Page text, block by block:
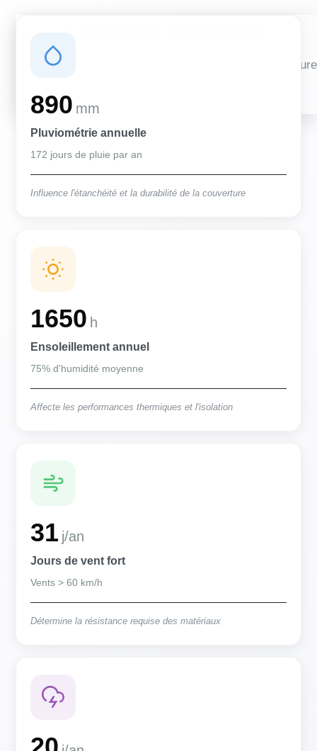
Des conditions qui influencent vos travaux de couverture
890 mm
Pluviométrie annuelle
172 jours de pluie par an
Influence l'étanchéité et la durabilité de la couverture
1650 h
Ensoleillement annuel
75% d'humidité moyenne
Affecte les performances thermiques et l'isolation
31 j/an
Jours de vent fort
Vents > 60 km/h
Détermine la résistance requise des matériaux